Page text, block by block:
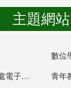
主題網站
數位
教育部統計處電子書櫃